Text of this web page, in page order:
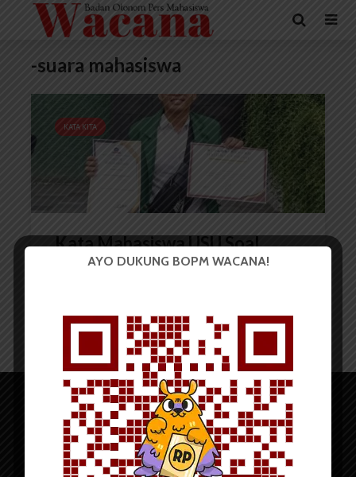
-suara mahasiswa
KATA KITA
Kata Mahasiswa USU Soal
Kinerja Polisi
AYO DUKUNG BOPM WACANA!